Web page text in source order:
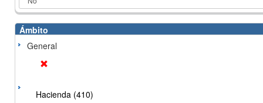
Ámbito
General
Hacienda (410)